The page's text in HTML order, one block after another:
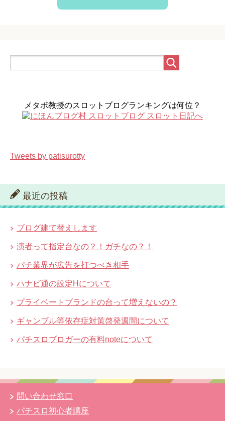
メタボ教授のスロットブログランキングは何位？
Tweets by patisurotty
最近の投稿
ブログ建て替えします
演者って指定台なの？！ガチなの？！
パチ業界が広告を打つべき相手
ハナビ通の設定Hについて
プライベートブランドの台って増えないの？
ギャンブル等依存症対策啓発週間について
パチスロブロガーの有料noteについて
問い合わせ窓口
パチスロ初心者講座